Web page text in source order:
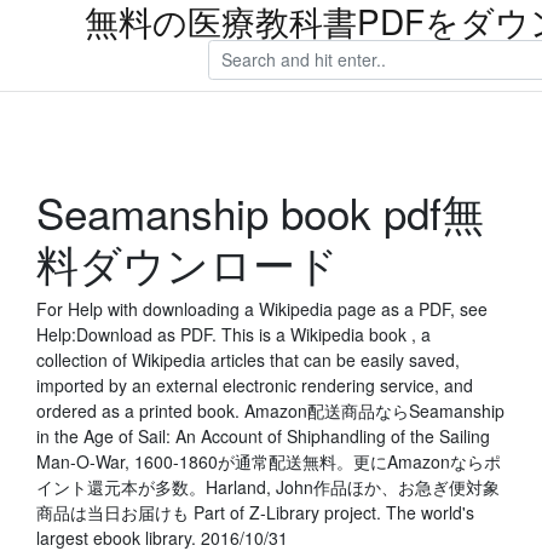
無料の医療教科書PDFをダ
Seamanship book pdf無
料ダウンロード
For Help with downloading a Wikipedia page as a PDF, see
Help:Download as PDF. This is a Wikipedia book , a
collection of Wikipedia articles that can be easily saved,
imported by an external electronic rendering service, and
ordered as a printed book. Amazon配送商品ならSeamanship
in the Age of Sail: An Account of Shiphandling of the Sailing
Man-O-War, 1600-1860が通常配送無料。更にAmazonならポ
イント還元本が多数。Harland, John作品ほか、お急ぎ便対象
商品は当日お届けも Part of Z-Library project. The world's
largest ebook library. 2016/10/31